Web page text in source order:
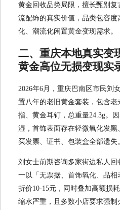
黄金回收品类局限，擅长甄别
流配饰的真实价值，品类包容
化、潮流化闲置黄金变现需求。
二、重庆本地真实变
黄金高位无损变现实
2026年6月，重庆巴南区市民刘
置八年的老旧黄金套装，包含
指、黄金耳钉，总重量24.3g。
湿，首饰表面存在轻微氧化发
买发票、证书、包装盒全部遗失
刘女士前期咨询多家街边私人
一以「无票据、首饰氧化、品
折价10-15元，同时叠加高额损
缩水严重，且多数小店要求强